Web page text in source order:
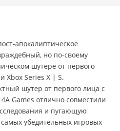
апокалиптическое
но по-своему
шутере от первого
Xbox Series X | S.
шутер от первого лица с
Games отлично совместили
и пугающую
убедительных игровых